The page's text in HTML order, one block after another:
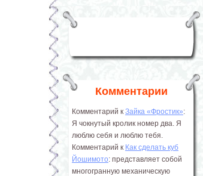
Комментарии
Комментарий к Зайка «Фростик»:
Я чокнутый кролик номер два. Я
люблю себя и люблю тебя.
Комментарий к Как сделать куб
Йошимото: представляет собой
многогранную механическую